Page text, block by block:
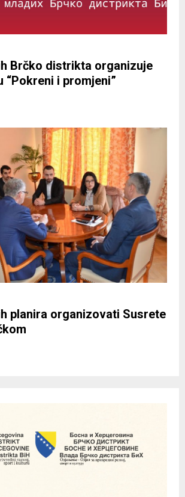
Brčko distrikta organizuje
“Pokreni i promjeni”
planira organizovati Susrete